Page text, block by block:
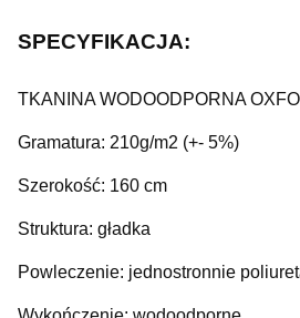
SPECYFIKACJA:
TKANINA WODOODPORNA
Gramatura: 210g/m2 (+- 5%)
Szerokość: 160 cm
Struktura: gładka
Powleczenie: jednostronnie